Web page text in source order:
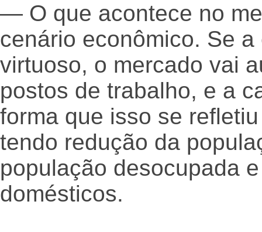
— O que acontece no
cenário econômico. Se
virtuoso, o mercado vai
postos de trabalho, e a
forma que isso se
tendo redução da
população desocupada
domésticos.